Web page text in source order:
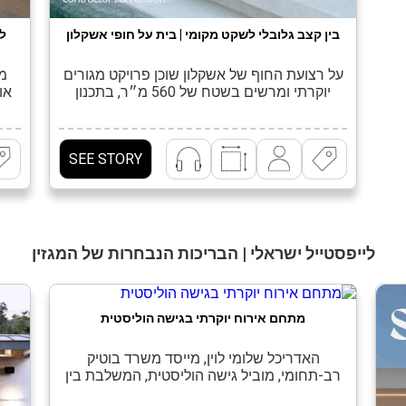
את
בין קצב גלובלי לשקט מקומי | בית על חופי אשקלון
על רצועת החוף של אשקלון שוכן פרויקט מגורים
יוקרתי ומרשים בשטח של 560 מ״ר, בתכנון
הבית מציע פרשנות עכשווית ומדויקת לבית
משפחתי – כזה שמעניק לכל אחד מבני
המשפחה אינטימיות ושקט, ובו בזמן יוצר מרחב
פתוח, נדיב ובעל נוכחות, המזמין לאירוח, לרוגע
ולהנאה משותפת. […]
SEE STORY
לייפסטייל ישראלי | הבריכות הנבחרות של המגזין
מתחם אירוח יוקרתי בגישה הוליסטית
האדריכל שלומי לוין, מייסד משרד בוטיק
רב-תחומי, מוביל גישה הוליסטית, המשלבת בין